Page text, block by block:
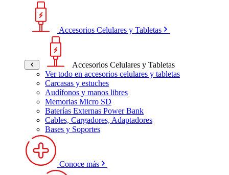
Accesorios Celulares y Tabletas
Accesorios Celulares y Tabletas
Ver todo en accesorios celulares y tabletas
Carcasas y estuches
Audífonos y manos libres
Memorias Micro SD
Baterías Externas Power Bank
Cables, Cargadores, Adaptadores
Bases y Soportes
Conoce más